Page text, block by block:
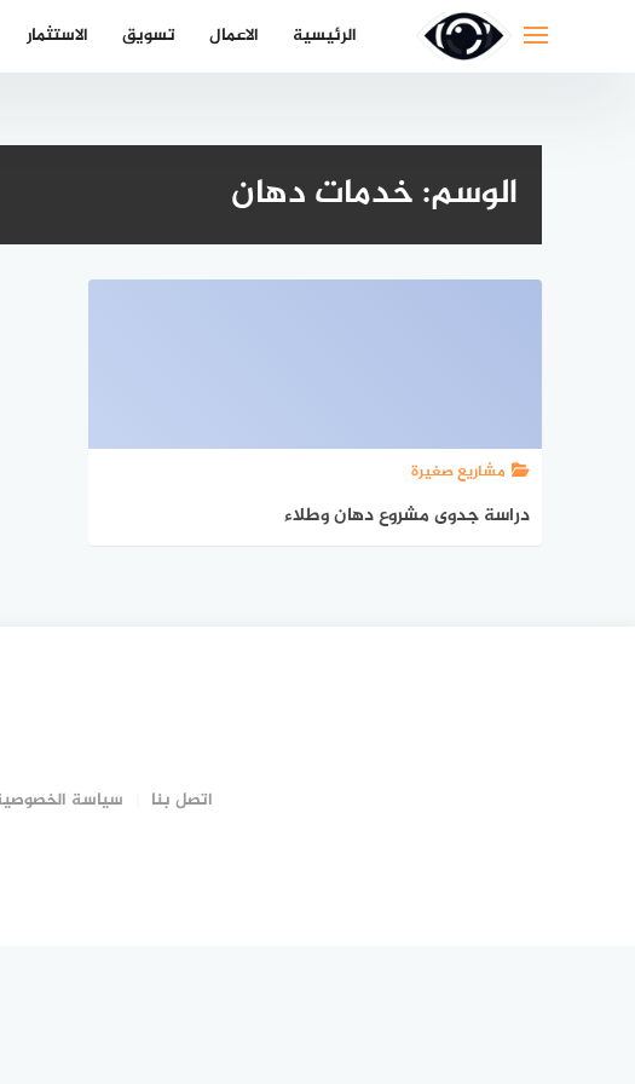
الرئيسية الاعمال تسويق الاستثمار
الوسم:خدمات دهان
مشاريع صغيرة
دراسة جدوى مشروع دهان وطلاء
اتصل بنا سياسة